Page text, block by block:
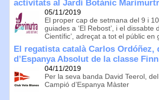
activitats al Jardí Botànic
05/11/2019
El proper cap de setmana del 9 i
guiades a ‘El Rebost’, i el
Científic’, adreçat a tot el públic en
El regatista català Carlos Ordóñez,
d’Espanya Absolut de la classe Finn
04/11/2019
Per la seva banda David Teerol,
Campió d’Espanya Màster